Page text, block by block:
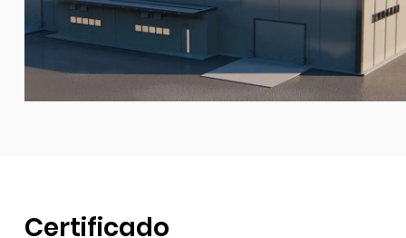
Certificado